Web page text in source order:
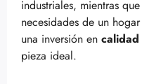
industriales, mientras
necesidades de un
una inversión en
pieza ideal.